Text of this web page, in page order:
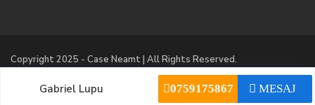
Copyright 2025 - Case Neamt | All Rights Reserved.
Politica de confidentialitate DESPRE COOKIES
Gabriel Lupu MESAJ
0759175867